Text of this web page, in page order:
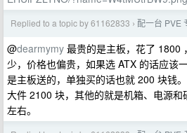
Replied to a topic by 61162833 › 配一台 PVE
@dearmymy 最贵的是主板，花了 1800
少，价格也偏贵，如果选 ATX 的话应该
是主板送的，单独买的话也就 200 块钱
大件 2100 块，其他的就是机箱、电源
左右。